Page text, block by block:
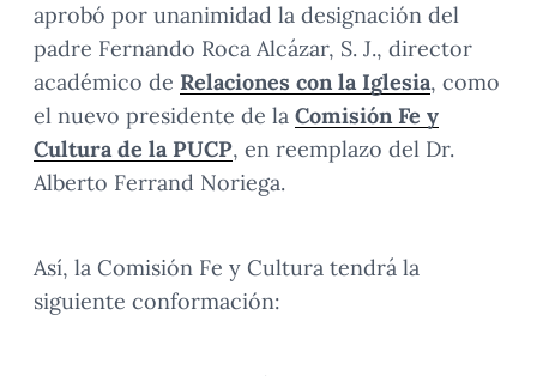
aprobó por unanimidad la designación del
padre Fernando Roca Alcázar, S. J., director
académico de Relaciones con la Iglesia, como
el nuevo presidente de la Comisión Fe y
Cultura de la PUCP, en reemplazo del Dr.
Alberto Ferrand Noriega.
Así, la Comisión Fe y Cultura tendrá la
siguiente conformación: